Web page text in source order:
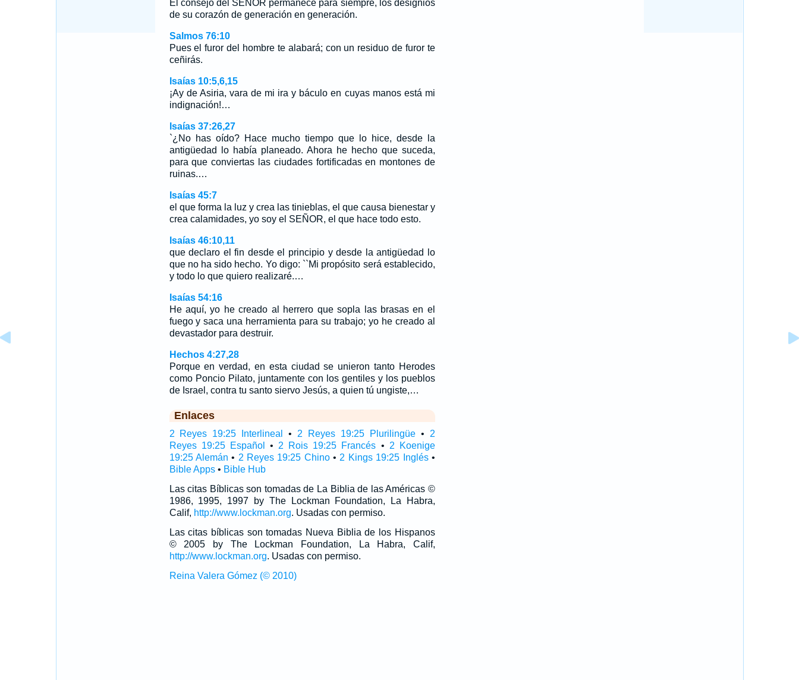
El consejo del SEÑOR permanece para siempre, los designios
de su corazón de generación en generación.
Salmos 76:10
Pues el furor del hombre te alabará; con un residuo de furor te
ceñirás.
Isaías 10:5,6,15
¡Ay de Asiria, vara de mi ira y báculo en cuyas manos está mi
indignación!…
Isaías 37:26,27
`¿No has oído? Hace mucho tiempo que lo hice, desde la
antigüedad lo había planeado. Ahora he hecho que suceda,
para que conviertas las ciudades fortificadas en montones de
ruinas.…
Isaías 45:7
el que forma la luz y crea las tinieblas, el que causa bienestar y
crea calamidades, yo soy el SEÑOR, el que hace todo esto.
Isaías 46:10,11
que declaro el fin desde el principio y desde la antigüedad lo
que no ha sido hecho. Yo digo: ``Mi propósito será establecido,
y todo lo que quiero realizaré.…
Isaías 54:16
He aquí, yo he creado al herrero que sopla las brasas en el
fuego y saca una herramienta para su trabajo; yo he creado al
devastador para destruir.
Hechos 4:27,28
Porque en verdad, en esta ciudad se unieron tanto Herodes
como Poncio Pilato, juntamente con los gentiles y los pueblos
de Israel, contra tu santo siervo Jesús, a quien tú ungiste,…
Enlaces
2 Reyes 19:25 Interlineal • 2 Reyes 19:25 Plurilingüe • 2
Reyes 19:25 Español
• 2 Rois 19:25 Francés • 2 Koenige
19:25 Alemán • 2 Reyes 19:25 Chino• 2 Kings 19:25 Inglés•
Bible Apps• Bible Hub
Las citas Bíblicas son tomadas de La Biblia de las Américas ©
1986, 1995, 1997 by The Lockman Foundation, La Habra,
Calif, http://www.lockman.org. Usadas con permiso.
Las citas bíblicas son tomadas Nueva Biblia de los Hispanos
© 2005 by The Lockman Foundation, La Habra, Calif,
http://www.lockman.org. Usadas con permiso.
Reina Valera Gómez (© 2010)